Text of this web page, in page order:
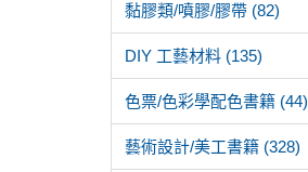
黏膠類/噴膠/膠帶 (82)
DIY 工藝材料 (135)
色票/色彩學配色書籍 (44)
藝術設計/美工書籍 (328)